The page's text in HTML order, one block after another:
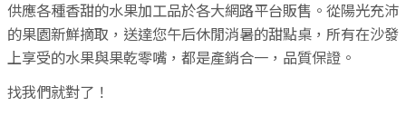
供應各種香甜的水果加工品於各大網路平台販售。從陽光充沛
的果園新鮮摘取，送達您午后休閒消暑的甜點桌，所有在沙發
上享受的水果與果乾零嘴，都是產銷合一，品質保證。
找我們就對了！